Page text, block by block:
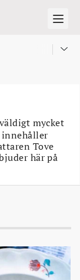
mycket
innehåller
Tove
här på